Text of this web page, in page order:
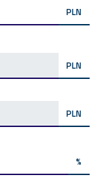
PLN
PLN
PLN
%